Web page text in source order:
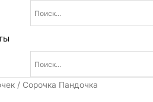
/ Сорочка Пандочка